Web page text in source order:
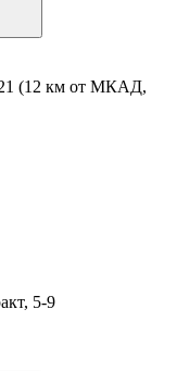
(12 км от МКАД,
5-9